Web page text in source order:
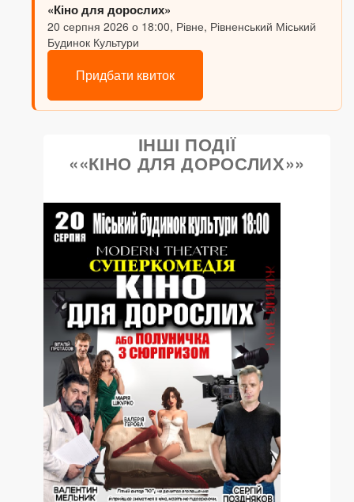
«Кіно для дорослих»
20 серпня 2026 о 18:00, Рівне, Рівненський Міський
Будинок Культури
Придбати квиток
ІНШІ ПОДІЇ
««КІНО ДЛЯ ДОРОСЛИХ»»